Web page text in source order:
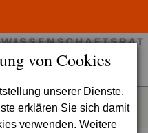
von Cookies
unserer Dienste.
erklären Sie sich damit
verwenden. Weitere